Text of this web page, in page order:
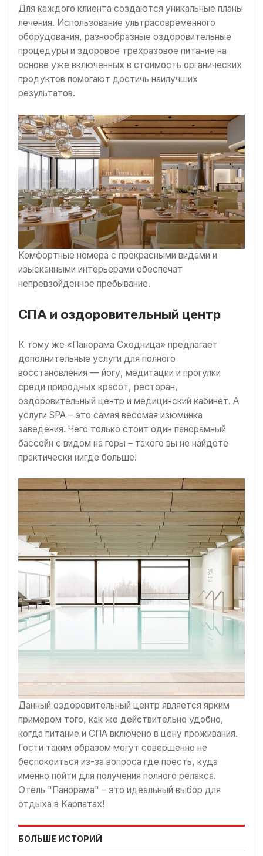
Для каждого клиента создаются уникальные планы
лечения. Использование ультрасовременного
оборудования, разнообразные оздоровительные
процедуры и здоровое трехразовое питание на
основе уже включенных в стоимость органических
продуктов помогают достичь наилучших
результатов.
Комфортные номера с прекрасными видами и
изысканными интерьерами обеспечат
непревзойденное пребывание.
СПА и оздоровительный центр
К тому же «Панорама Сходница» предлагает
дополнительные услуги для полного
восстановления — йогу, медитации и прогулки
среди природных красот, ресторан,
оздоровительный центр и медицинский кабинет. А
услуги SPA – это самая весомая изюминка
заведения. Чего только стоит один панорамный
бассейн с видом на горы – такого вы не найдете
практически нигде больше!
Данный оздоровительный центр является ярким
примером того, как же действительно удобно,
когда питание и СПА включено в цену проживания.
Гости таким образом могут совершенно не
беспокоиться из-за вопроса где поесть, куда
именно пойти для получения полного релакса.
Отель "Панорама" – это идеальный выбор для
отдыха в Карпатах!
БОЛЬШЕ ИСТОРИЙ